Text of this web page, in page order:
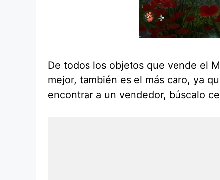
De todos los objetos que vende el
mejor, también es el más caro, ya
encontrar a un vendedor, búscalo